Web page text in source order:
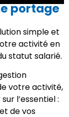
portage
simple et
activité en
statut salarié.
votre activité,
l’essentiel :
de vos